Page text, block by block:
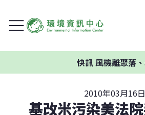
快訊風機離聚落、
2010年03月16日
基改米污染美法